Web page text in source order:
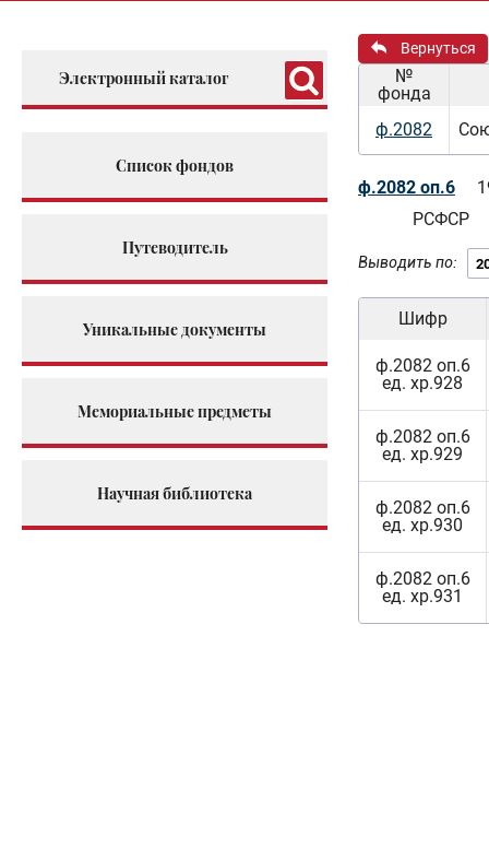
Электронный каталог
Список фондов
Путеводитель
Уникальные документы
Мемориальные предметы
Научная библиотека
Вернуться
№
фонда
ф.2082
ф.2082 оп.6
РСФСР
Выводить по:
Шифр
ф.2082 оп.6
ед. хр.928
ф.2082 оп.6
ед. хр.929
ф.2082 оп.6
ед. хр.930
ф.2082 оп.6
ед. хр.931